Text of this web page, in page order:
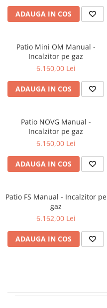
ADAUGA IN COS
Patio Mini OM Manual -
Incalzitor pe gaz
6.160,00 Lei
ADAUGA IN COS
Patio NOVG Manual -
Incalzitor pe gaz
6.160,00 Lei
ADAUGA IN COS
Patio FS Manual - Incalzitor pe
gaz
6.162,00 Lei
ADAUGA IN COS